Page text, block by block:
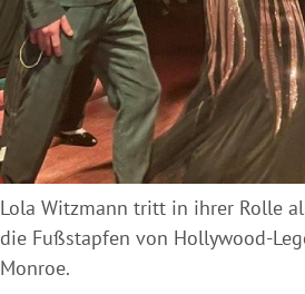
Lola Witzmann tritt in ihrer Rolle
die Fußstapfen von Hollywood-
Monroe.